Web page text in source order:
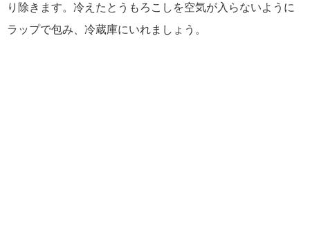
り除きます。冷えたとうもろこしを空気が入らないように
ラップで包み、冷蔵庫にいれましょう。